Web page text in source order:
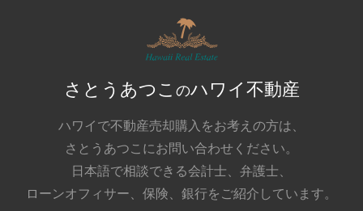
さとうあつこ のハワイ不動産
ハワイで不動産売却購入をお考えの方は、
さとうあつこにお問い合わせください。
日本語で相談できる会計士、弁護士、
ローンオフィサー、保険、銀行をご紹介しています。